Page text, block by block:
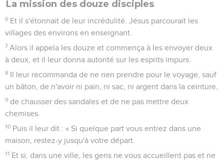
La mission des douze disciples
6 Et il s'étonnait de leur incrédulité. Jésus parcourait les
villages des environs en enseignant.
7 Alors il appela les douze et commença à les envoyer deux
à deux, et il leur donna autorité sur les esprits impurs.
8 Il leur recommanda de ne rien prendre pour le voyage, sauf
un bâton, de n'avoir ni pain, ni sac, ni argent dans la ceinture,
9 de chausser des sandales et de ne pas mettre deux
chemises.
10 Puis il leur dit : « Si quelque part vous entrez dans une
maison, restez-y jusqu'à votre départ.
11 Et si, dans une ville, les gens ne vous accueillent pas et ne